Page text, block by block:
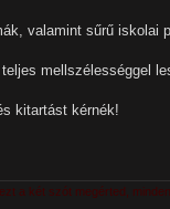
valamint sűrű
mellszélességgel
kitartást kérnék!
a két szót megérted,